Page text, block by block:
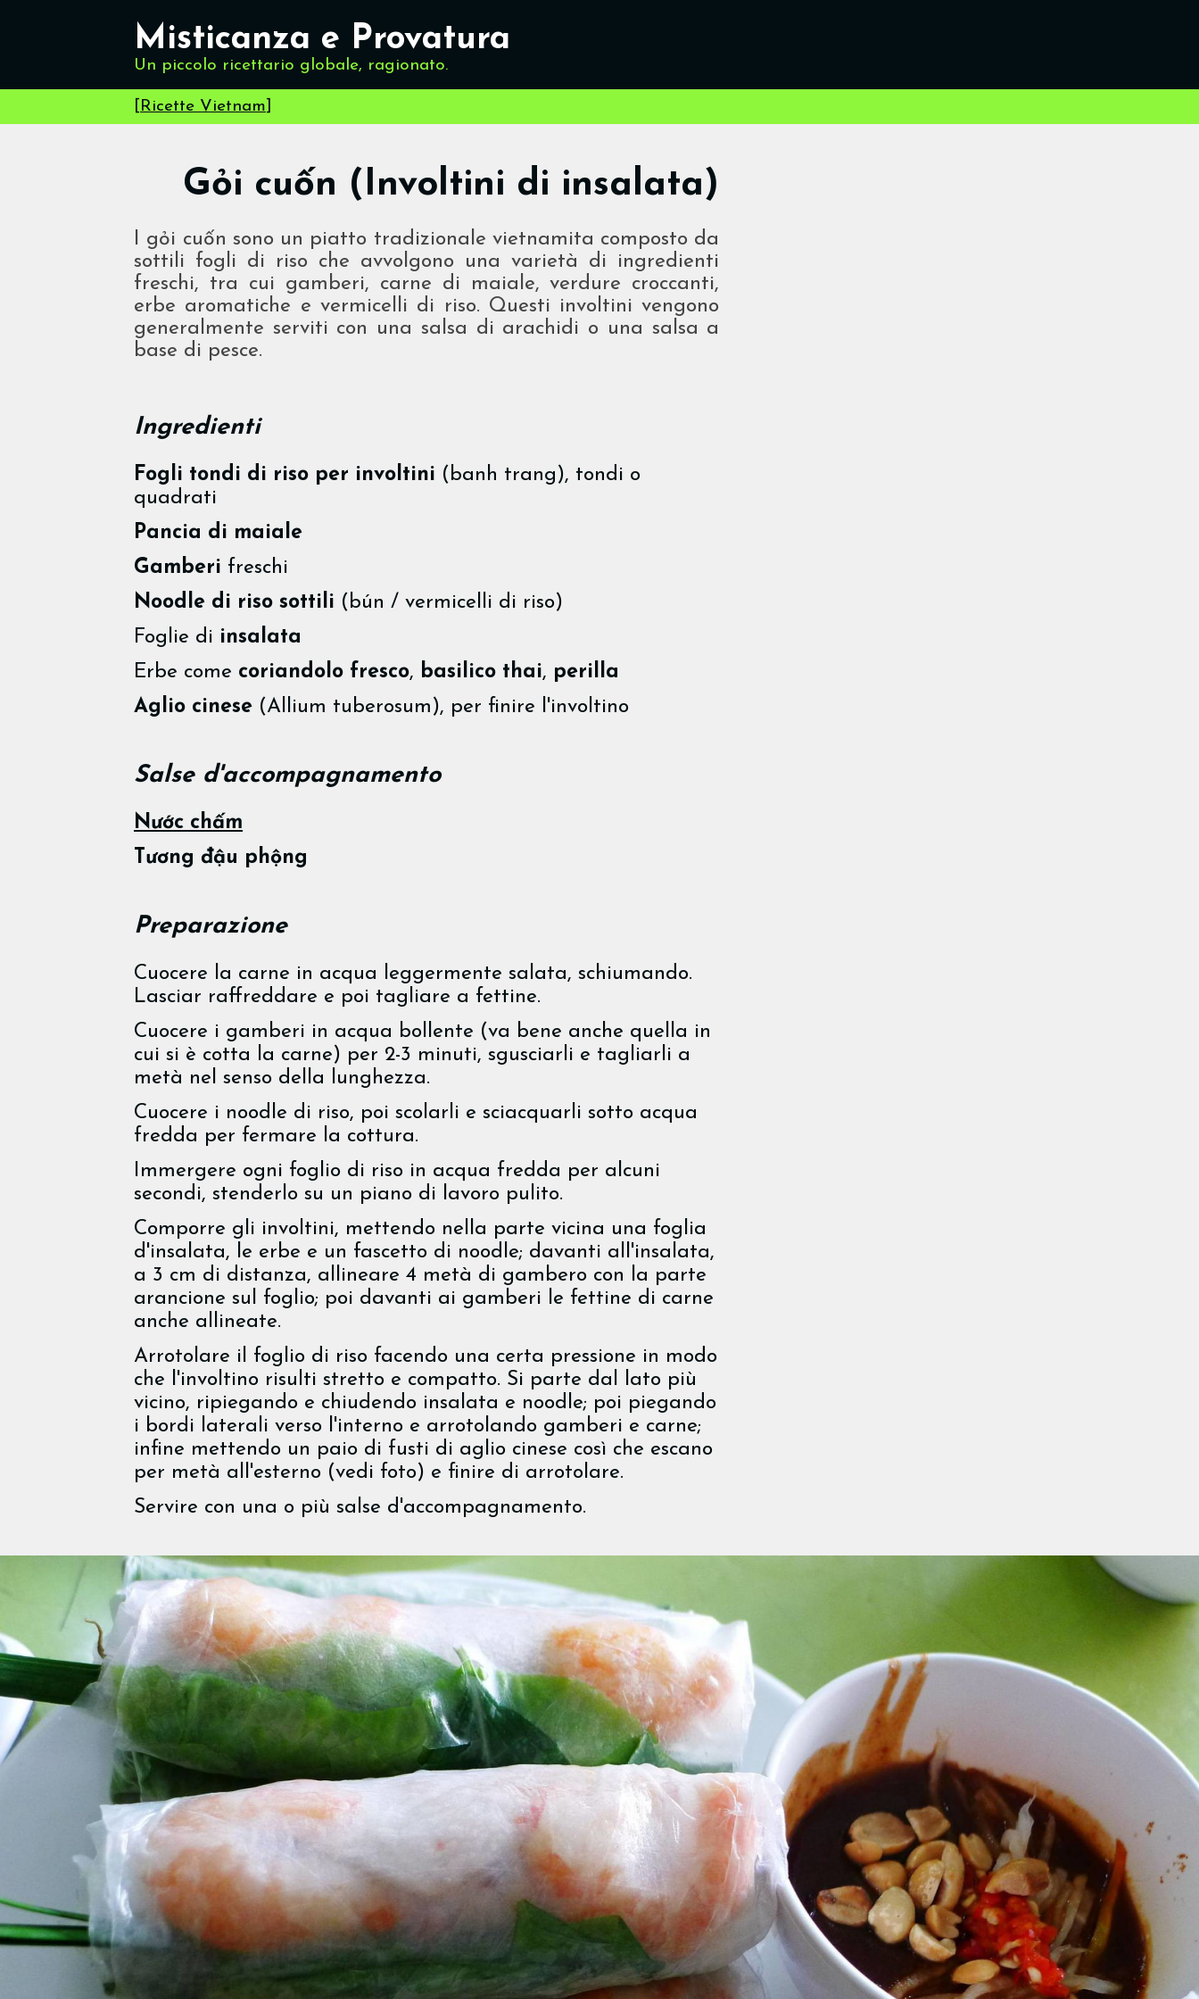
Misticanza e Provatura
Un piccolo ricettario globale, ragionato.
[Ricette Vietnam]
Gỏi cuốn (Involtini di insalata)
I gỏi cuốn sono un piatto tradizionale vietnamita composto da
sottili fogli di riso che avvolgono una varietà di ingredienti
freschi, tra cui gamberi, carne di maiale, verdure croccanti,
erbe aromatiche e vermicelli di riso. Questi involtini vengono
generalmente serviti con una salsa di arachidi o una salsa a
base di pesce.
Ingredienti
Fogli tondi di riso per involtini (banh trang), tondi o
quadrati
Pancia di maiale
Gamberi freschi
Noodle di riso sottili (bún / vermicelli di riso)
Foglie di insalata
Erbe come coriandolo fresco, basilico thai, perilla
Aglio cinese (Allium tuberosum), per finire l'involtino
Salse d'accompagnamento
Nước chấm
Tương đậu phộng
Preparazione
Cuocere la carne in acqua leggermente salata, schiumando.
Lasciar raffreddare e poi tagliare a fettine.
Cuocere i gamberi in acqua bollente (va bene anche quella in
cui si è cotta la carne) per 2-3 minuti, sgusciarli e tagliarli a
metà nel senso della lunghezza.
Cuocere i noodle di riso, poi scolarli e sciacquarli sotto acqua
fredda per fermare la cottura.
Immergere ogni foglio di riso in acqua fredda per alcuni
secondi, stenderlo su un piano di lavoro pulito.
Comporre gli involtini, mettendo nella parte vicina una foglia
d'insalata, le erbe e un fascetto di noodle; davanti all'insalata,
a 3 cm di distanza, allineare 4 metà di gambero con la parte
arancione sul foglio; poi davanti ai gamberi le fettine di carne
anche allineate.
Arrotolare il foglio di riso facendo una certa pressione in modo
che l'involtino risulti stretto e compatto. Si parte dal lato più
vicino, ripiegando e chiudendo insalata e noodle; poi piegando
i bordi laterali verso l'interno e arrotolando gamberi e carne;
infine mettendo un paio di fusti di aglio cinese così che escano
per metà all'esterno (vedi foto) e finire di arrotolare.
Servire con una o più salse d'accompagnamento.